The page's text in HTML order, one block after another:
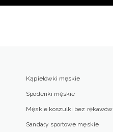
Kąpielówki męskie
Spodenki męskie
Męskie koszulki bez rękawów
Sandały sportowe męskie